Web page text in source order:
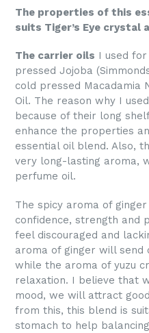
The properties of this
suits Tiger’s Eye crystal
The carrier oils I used
pressed Jojoba
cold pressed Macadamia
Oil. The reason why I
because of their long
enhance the properties
essential oil blend. Also,
very long-lasting aroma,
perfume oil.
The spicy aroma of
confidence, strength and
feel discouraged and
aroma of ginger will send
while the aroma of yuzu
relaxation. I believe that
mood, we will attract
from this, this blend is
stomach to help